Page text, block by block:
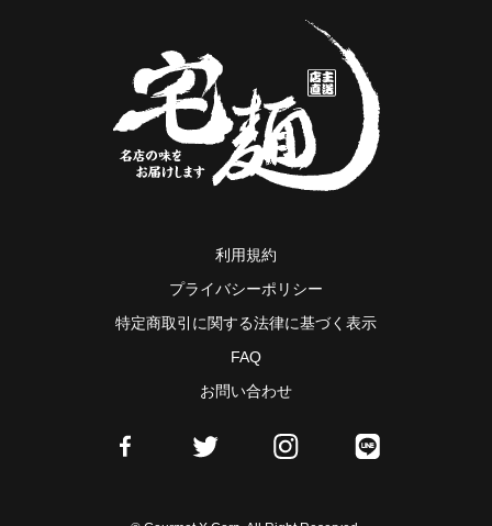
利用規約
プライバシーポリシー
特定商取引に関する法律に基づく表示
FAQ
お問い合わせ